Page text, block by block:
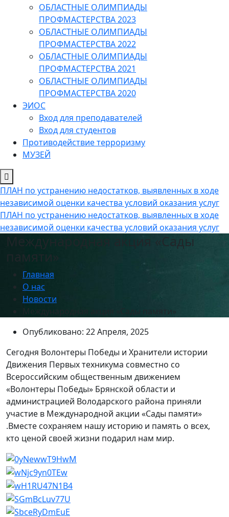
ОБЛАСТНЫЕ ОЛИМПИАДЫ
ПРОФМАСТЕРСТВА 2023
ОБЛАСТНЫЕ ОЛИМПИАДЫ
ПРОФМАСТЕРСТВА 2022
ОБЛАСТНЫЕ ОЛИМПИАДЫ
ПРОФМАСТЕРСТВА 2021
ОБЛАСТНЫЕ ОЛИМПИАДЫ
ПРОФМАСТЕРСТВА 2020
ЭИОС
Вход для преподавателей
Вход для студентов
Противодействие терроризму
МУЗЕЙ
ПЛАН по устранению недостатков, выявленных в ходе
независимой оценки качества условий оказания услуг
ПЛАН по устранению недостатков, выявленных в ходе
независимой оценки качества условий оказания услуг
Международная акция «Сады
памяти»
Главная
О нас
Новости
Международная акция «Сады памяти»
Опубликовано: 22 Апреля, 2025
Сегодня Волонтеры Победы и Хранители истории
Движения Первых техникума совместно со
Всероссийским общественным движением
«Волонтеры Победы» Брянской области и
администрацией Володарского района приняли
участие в Международной акции «Сады памяти»
.Вместе сохраняем нашу историю и память о всех,
кто ценой своей жизни подарил нам мир.